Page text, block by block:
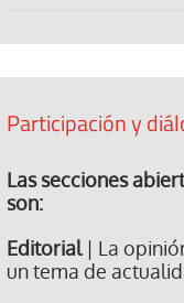
Participación y
Las secciones
son:
Editorial| La
un tema de